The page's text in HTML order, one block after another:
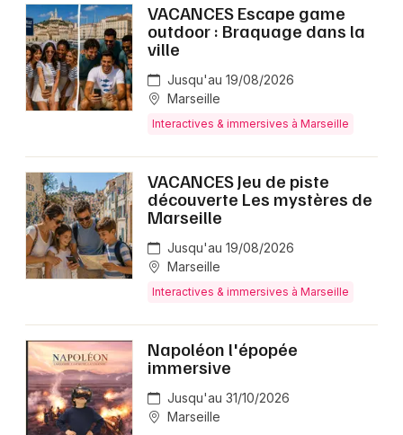
Newsletter des sorties
Artistes en tournée
Magazine dans les Bouches du Rhône
13 - Bouches du Rhône
Choisir mes départements
VACANCES Escape game
outdoor : Braquage dans la
ville
Jusqu'au 19/08/2026
Marseille
Interactives & immersives à Marseille
VACANCES Jeu de piste
découverte Les mystères de
Marseille
Jusqu'au 19/08/2026
Marseille
Interactives & immersives à Marseille
Napoléon l'épopée
immersive
Jusqu'au 31/10/2026
Marseille